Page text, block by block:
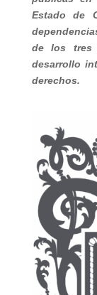
Estado de
de los tres
desarrollo
derechos.